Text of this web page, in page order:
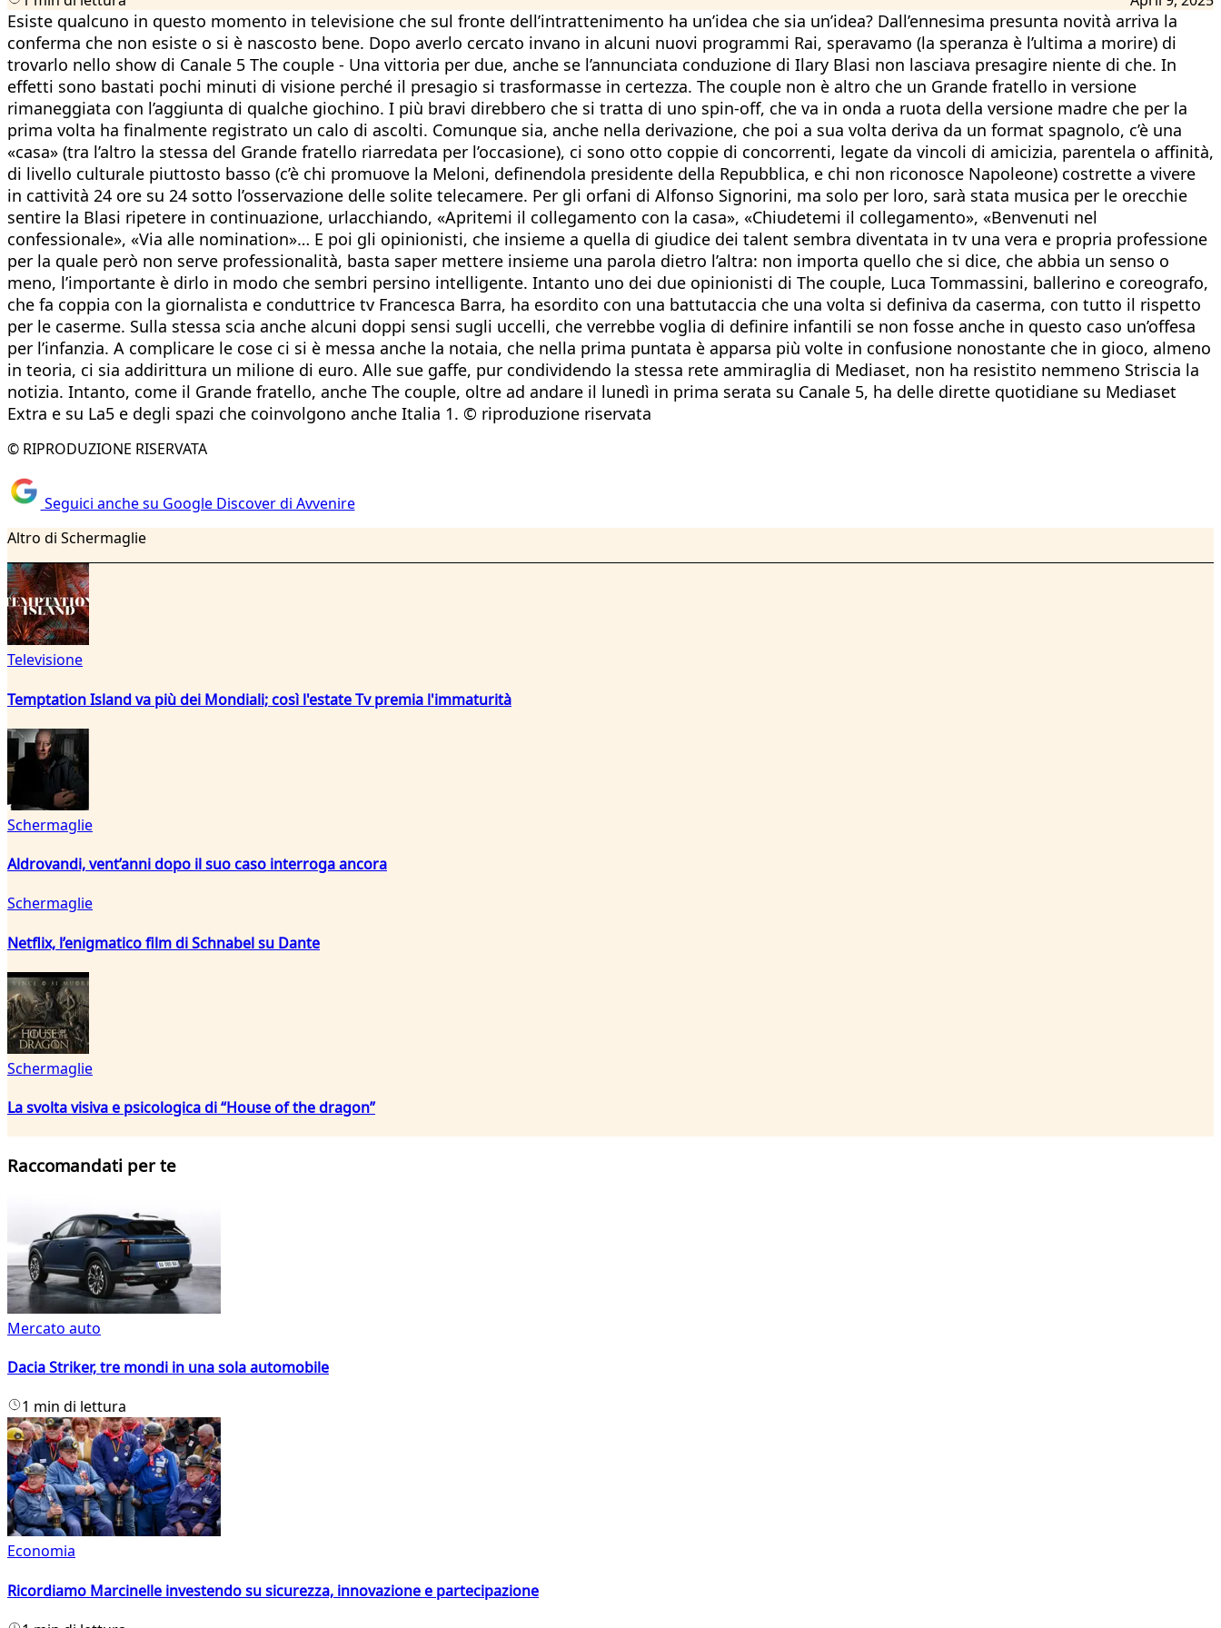
Esiste qualcuno in questo momento in televisione che sul fronte dell’intrattenimento ha un’idea che sia un’idea? Dall’ennesima presunta novità arriva la
conferma che non esiste o si è nascosto bene. Dopo averlo cercato invano in alcuni nuovi programmi Rai, speravamo (la speranza è l’ultima a morire) di
trovarlo nello show di Canale 5 The couple - Una vittoria per due, anche se l’annunciata conduzione di Ilary Blasi non lasciava presagire niente di che. In
effetti sono bastati pochi minuti di visione perché il presagio si trasformasse in certezza. The couple non è altro che un Grande fratello in versione
rimaneggiata con l’aggiunta di qualche giochino. I più bravi direbbero che si tratta di uno spin-off, che va in onda a ruota della versione madre che per la
prima volta ha finalmente registrato un calo di ascolti. Comunque sia, anche nella derivazione, che poi a sua volta deriva da un format spagnolo, c’è una
«casa» (tra l’altro la stessa del Grande fratello riarredata per l’occasione), ci sono otto coppie di concorrenti, legate da vincoli di amicizia, parentela o affinità,
di livello culturale piuttosto basso (c’è chi promuove la Meloni, definendola presidente della Repubblica, e chi non riconosce Napoleone) costrette a vivere
in cattività 24 ore su 24 sotto l’osservazione delle solite telecamere. Per gli orfani di Alfonso Signorini, ma solo per loro, sarà stata musica per le orecchie
sentire la Blasi ripetere in continuazione, urlacchiando, «Apritemi il collegamento con la casa», «Chiudetemi il collegamento», «Benvenuti nel
confessionale», «Via alle nomination»… E poi gli opinionisti, che insieme a quella di giudice dei talent sembra diventata in tv una vera e propria professione
per la quale però non serve professionalità, basta saper mettere insieme una parola dietro l’altra: non importa quello che si dice, che abbia un senso o
meno, l’importante è dirlo in modo che sembri persino intelligente. Intanto uno dei due opinionisti di The couple, Luca Tommassini, ballerino e coreografo,
che fa coppia con la giornalista e conduttrice tv Francesca Barra, ha esordito con una battutaccia che una volta si definiva da caserma, con tutto il rispetto
per le caserme. Sulla stessa scia anche alcuni doppi sensi sugli uccelli, che verrebbe voglia di definire infantili se non fosse anche in questo caso un’offesa
per l’infanzia. A complicare le cose ci si è messa anche la notaia, che nella prima puntata è apparsa più volte in confusione nonostante che in gioco, almeno
in teoria, ci sia addirittura un milione di euro. Alle sue gaffe, pur condividendo la stessa rete ammiraglia di Mediaset, non ha resistito nemmeno Striscia la
notizia. Intanto, come il Grande fratello, anche The couple, oltre ad andare il lunedì in prima serata su Canale 5, ha delle dirette quotidiane su Mediaset
Extra e su La5 e degli spazi che coinvolgono anche Italia 1. © riproduzione riservata
© RIPRODUZIONE RISERVATA
Seguici anche su Google Discover di Avvenire
Altro di Schermaglie
Televisione
Temptation Island va più dei Mondiali; così l'estate Tv premia l'immaturità
Schermaglie
Aldrovandi, vent’anni dopo il suo caso interroga ancora
Schermaglie
Netflix, l’enigmatico film di Schnabel su Dante
Schermaglie
La svolta visiva e psicologica di “House of the dragon”
Raccomandati per te
Mercato auto
Dacia Striker, tre mondi in una sola automobile
1 min di lettura
Economia
Ricordiamo Marcinelle investendo su sicurezza, innovazione e partecipazione